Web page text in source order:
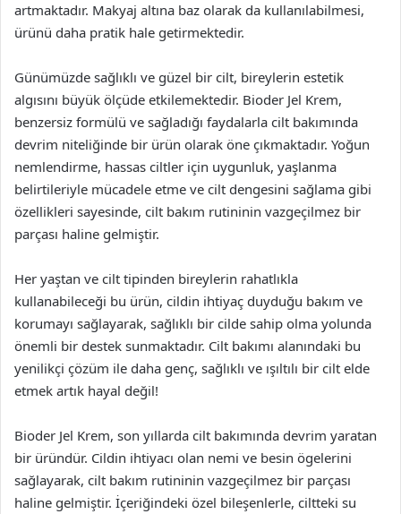
artmaktadır. Makyaj altına baz olarak da kullanılabilmesi,
ürünü daha pratik hale getirmektedir.
Günümüzde sağlıklı ve güzel bir cilt, bireylerin estetik
algısını büyük ölçüde etkilemektedir. Bioder Jel Krem,
benzersiz formülü ve sağladığı faydalarla cilt bakımında
devrim niteliğinde bir ürün olarak öne çıkmaktadır. Yoğun
nemlendirme, hassas ciltler için uygunluk, yaşlanma
belirtileriyle mücadele etme ve cilt dengesini sağlama gibi
özellikleri sayesinde, cilt bakım rutininin vazgeçilmez bir
parçası haline gelmiştir.
Her yaştan ve cilt tipinden bireylerin rahatlıkla
kullanabileceği bu ürün, cildin ihtiyaç duyduğu bakım ve
korumayı sağlayarak, sağlıklı bir cilde sahip olma yolunda
önemli bir destek sunmaktadır. Cilt bakımı alanındaki bu
yenilikçi çözüm ile daha genç, sağlıklı ve ışıltılı bir cilt elde
etmek artık hayal değil!
Bioder Jel Krem, son yıllarda cilt bakımında devrim yaratan
bir üründür. Cildin ihtiyacı olan nemi ve besin ögelerini
sağlayarak, cilt bakım rutininin vazgeçilmez bir parçası
haline gelmiştir. İçeriğindeki özel bileşenlerle, ciltteki su